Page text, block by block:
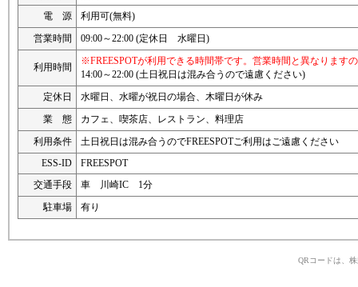
電 源
利用可(無料)
営業時間
09:00～22:00 (定休日 水曜日)
利用時間
※FREESPOTが利用できる時間帯です。営業時間と異なります
14:00～22:00 (土日祝日は混み合うので遠慮ください)
定休日
水曜日、水曜が祝日の場合、木曜日が休み
業 態
カフェ、喫茶店、レストラン、料理店
利用条件
土日祝日は混み合うのでFREESPOTご利用はご遠慮ください
ESS-ID
FREESPOT
交通手段
車 川崎IC 1分
駐車場
有り
QRコードは、